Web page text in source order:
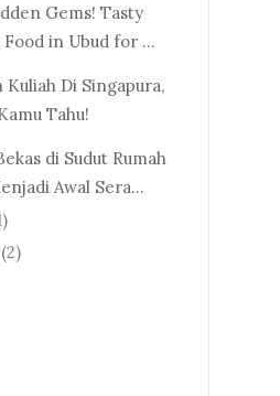
Gems! Tasty
in Ubud for ...
Kuliah Di Singapura,
Tahu!
di Sudut Rumah
Awal Sera...
(2)